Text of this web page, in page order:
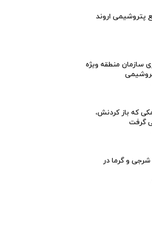
پتروشیمی اروند
سازمان منطقه ویژه
که باز کردنش،
گرفت
و گرما در